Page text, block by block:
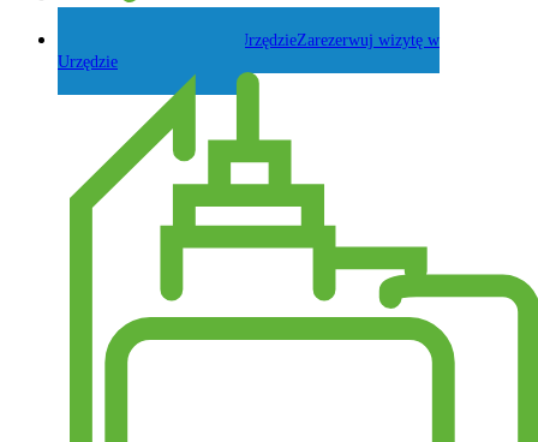
Zarezerwuj wizytę w
Urzędzie